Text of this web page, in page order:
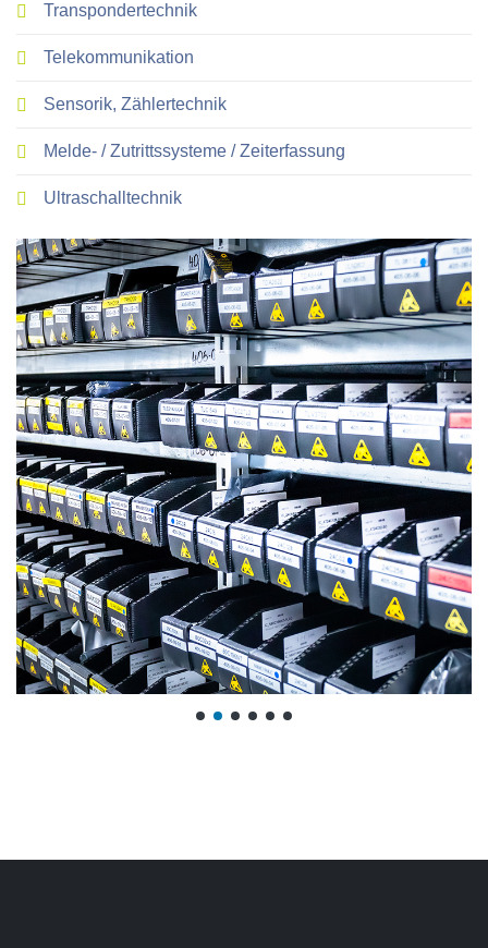
Transpondertechnik
Telekommunikation
Sensorik, Zählertechnik
Melde- / Zutrittssysteme / Zeiterfassung
Ultraschalltechnik